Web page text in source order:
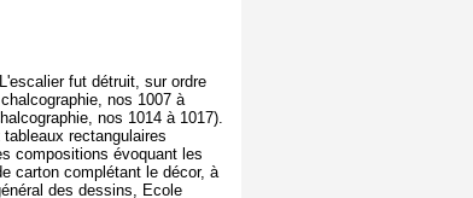
fut détruit, sur ordre
nos 1007 à
nos 1014 à 1017).
rectangulaires
compositions évoquant les
carton complétant le décor, à
des dessins, Ecole